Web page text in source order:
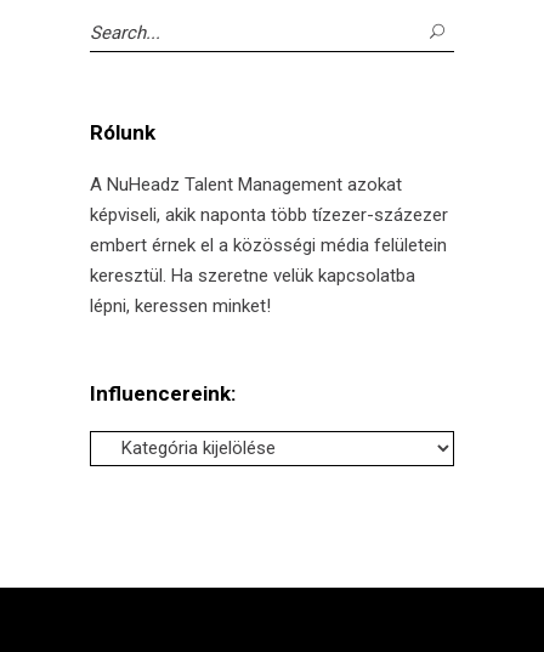
Search
for:
Rólunk
A NuHeadz Talent Management azokat
képviseli, akik naponta több tízezer-százezer
embert érnek el a közösségi média felületein
keresztül. Ha szeretne velük kapcsolatba
lépni, keressen minket!
Influencereink:
Influencereink: